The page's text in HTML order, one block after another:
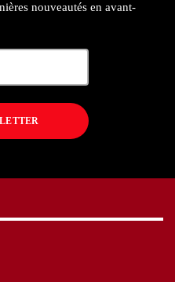
nouveautés en avant-